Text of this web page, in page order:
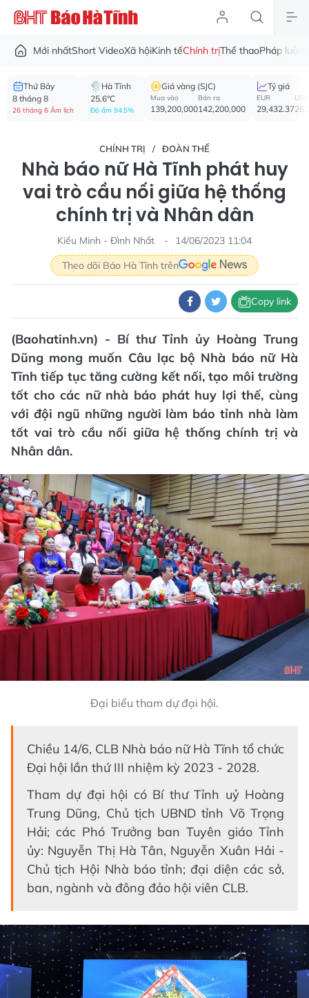
Mới nhấtShort VideoXã hộiKinh tếChính trịThể thaoPháp luật
Thứ Bảy
8 tháng 8
26 tháng 6 Âm lịch
Hà Tĩnh
25.6°C
Độ ẩm 94.5%
Giá vàng (SJC)
Mua vào
139,200,000
Bán ra
142,200,000
Tỷ giá
EUR
29,432.37
USD
CHÍNH TRỊ ĐOÀN THỂ
Nhà báo nữ Hà Tĩnh phát huy
vai trò cầu nối giữa hệ thống
chính trị và Nhân dân
Kiều Minh - Đình Nhất
14/06/2023 11:04
Theo dõi Báo Hà Tĩnh trên
Copy link
(Baohatinh.vn) - Bí thư Tỉnh ủy Hoàng Trung
Dũng mong muốn Câu lạc bộ Nhà báo nữ Hà
Tĩnh tiếp tục tăng cường kết nối, tạo môi trường
tốt cho các nữ nhà báo phát huy lợi thế, cùng
với đội ngũ những người làm báo tỉnh nhà làm
tốt vai trò cầu nối giữa hệ thống chính trị và
Nhân dân.
Đại biểu tham dự đại hội.
Chiều 14/6, CLB Nhà báo nữ Hà Tĩnh tổ chức
Đại hội lần thứ III nhiệm kỳ 2023 - 2028.
Tham dự đại hội có Bí thư Tỉnh uỷ Hoàng
Trung Dũng, Chủ tịch UBND tỉnh Võ Trọng
Hải; các Phó Trưởng ban Tuyên giáo Tỉnh
ủy: Nguyễn Thị Hà Tân, Nguyễn Xuân Hải -
Chủ tịch Hội Nhà báo tỉnh; đại diện các sở,
ban, ngành và đông đảo hội viên CLB.